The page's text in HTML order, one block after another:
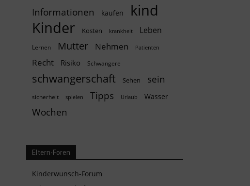
Informationen kaufen kind
Kinder Kosten krankheit Leben
Lernen Mutter Nehmen Patienten
Recht Risiko Schwangere
schwangerschaft Sehen sein
sicherheit spielen Tipps Urlaub Wasser
Wochen
Eltern-Foren
Kinderwunsch-Forum